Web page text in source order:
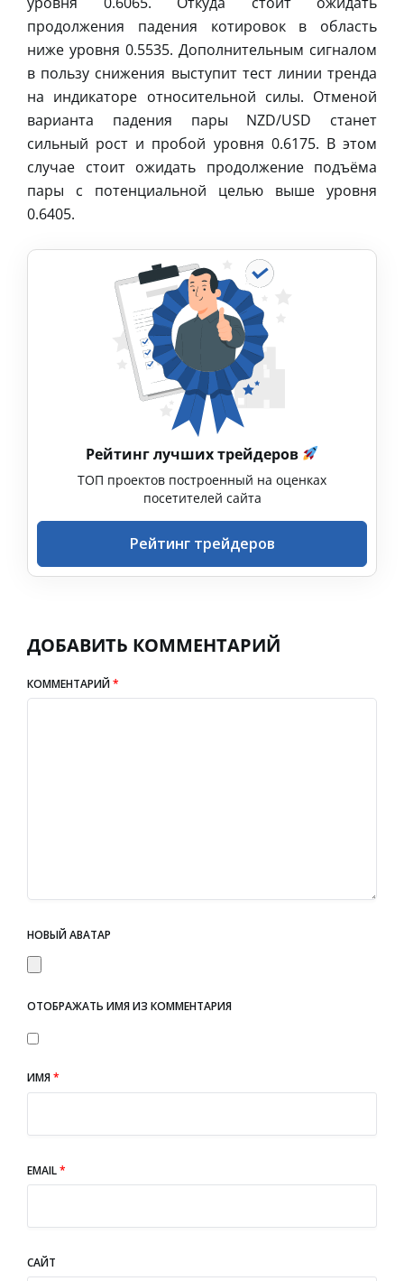
продолжения падения котировок в область
ниже уровня 0.5535. Дополнительным сигналом
в пользу снижения выступит тест линии тренда
на индикаторе относительной силы. Отменой
варианта падения пары NZD/USD станет
сильный рост и пробой уровня 0.6175. В этом
случае стоит ожидать продолжение подъёма
пары с потенциальной целью выше уровня
0.6405.
Рейтинг лучших трейдеров
ТОП проектов построенный на оценках
посетителей сайта
Рейтинг трейдеров
ДОБАВИТЬ КОММЕНТАРИЙ
КОММЕНТАРИЙ*
НОВЫЙ АВАТАР
ОТОБРАЖАТЬ ИМЯ ИЗ КОММЕНТАРИЯ
ИМЯ*
EMAIL*
САЙТ